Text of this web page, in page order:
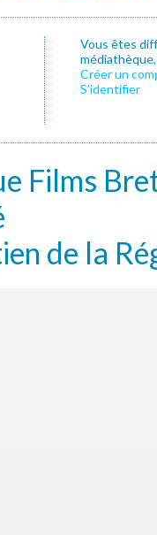
Vous êtes
Créer un
S’identifier
Films
de la